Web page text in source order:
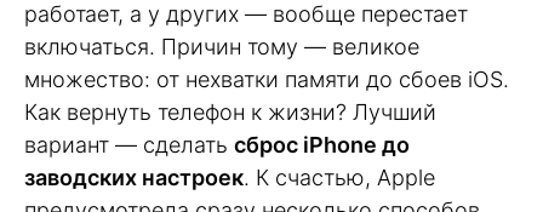
работает, а у других — вообще перестает
включаться. Причин тому — великое
множество: от нехватки памяти до сбоев iOS.
Как вернуть телефон к жизни? Лучший
вариант — сделать сброс iPhone до
заводских настроек. К счастью, Apple